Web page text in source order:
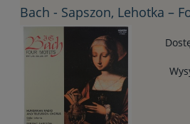
Bach - Sapszon, Lehotka –